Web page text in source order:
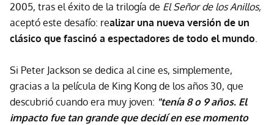
2005, tras el éxito de la trilogía de El Señor de los Anillos,
aceptó este desafío: realizar una nueva versión de un
clásico que fascinó a espectadores de todo el mundo.
Si Peter Jackson se dedica al cine es, simplemente,
gracias a la película de King Kong de los años 30, que
descubrió cuando era muy joven: "tenía 8 o 9 años. El
impacto fue tan grande que decidí en ese momento